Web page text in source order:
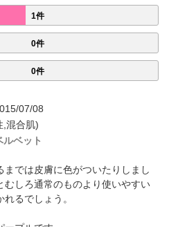
1件
0件
0件
07/08
,混合肌)
ベット
では皮膚に色がついたりしまし
むしろ通常のものより使いやすい
るでしょう。